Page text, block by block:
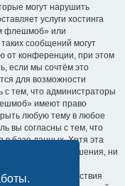
могут нарушить
услуги хостинга
флешмоб» или
сообщений могут
от конференции, при этом
если мы сочтём это
для возможности
с тем, что администраторы
имеют право
любую тему в любое
вы согласны с тем, что
в базе данных. Хотя эта
без вашего разрешения, ни
больше, чем
за действия